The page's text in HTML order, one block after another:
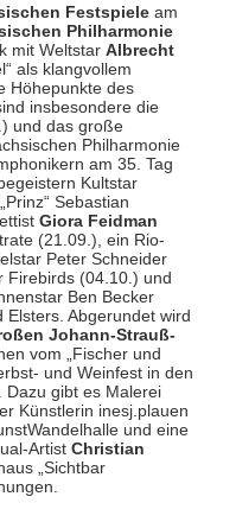
Festspieleam
Philharmonie
mit Weltstar Albrecht
als klangvollem
Höhepunkte des
insbesondere die
und das große
Philharmonie
am 35. Tag
Kultstar
Sebastian
Giora Feidman
(21.09.), ein Rio-
Peter Schneider
Firebirds (04.10.) und
Ben Becker
Abgerundet wird
Johann-Strauß-
vom „Fischer und
und Weinfest in den
Dazu gibt es Malerei
Künstlerin inesj.plauen
und eine
Artist Christian
„Sichtbar